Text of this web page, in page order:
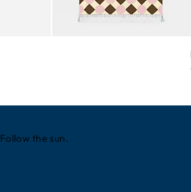
Follow the sun.